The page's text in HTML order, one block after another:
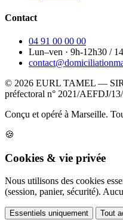
Contact
04 91 00 00 00
Lun–ven · 9h-12h30 /
© 2026 EURL TAMEL —
préfectoral n° 2021/AEFDJ/
Conçu et opéré à Marseille.
🍪
Cookies & vie privée
Nous utilisons des cookies
(session, panier, sécurité).
Essentiels uniquement Tout